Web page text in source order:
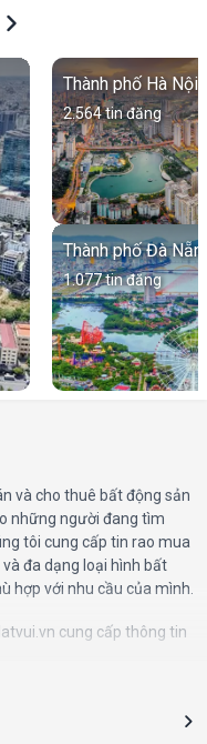
Thành phố Hà Nội
2.564tin đăng
Thành phố Đà
1.077tin đăng
và cho thuê bất động sản
những người đang tìm
tôi cung cấp tin rao mua
đa dạng loại hình bất
hợp với nhu cầu của mình.
cung cấp thông tin
chung cư, nhà riêng, nhà
ứng nhu cầu của người